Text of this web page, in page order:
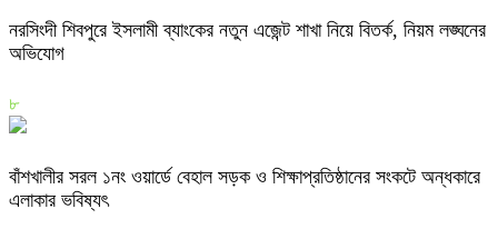
নরসিংদী শিবপুরে ইসলামী ব্যাংকের নতুন এজেন্ট শাখা নিয়ে বিতর্ক, নিয়ম লঙ্ঘনের
অভিযোগ
৮
বাঁশখালীর সরল ১নং ওয়ার্ডে বেহাল সড়ক ও শিক্ষাপ্রতিষ্ঠানের সংকটে অন্ধকারে
এলাকার ভবিষ্যৎ